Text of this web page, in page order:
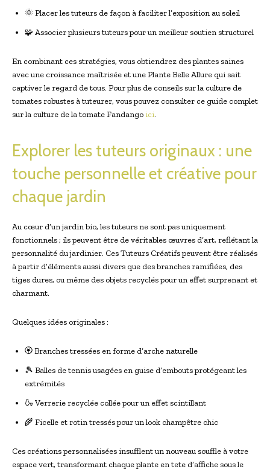
🌞 Placer les tuteurs de façon à faciliter l’exposition au soleil
🧩 Associer plusieurs tuteurs pour un meilleur soutien structurel
En combinant ces stratégies, vous obtiendrez des plantes saines
avec une croissance maîtrisée et une Plante Belle Allure qui sait
captiver le regard de tous. Pour plus de conseils sur la culture de
tomates robustes à tuteurer, vous pouvez consulter ce guide complet
sur la culture de la tomate Fandango ici.
Explorer les tuteurs originaux : une
touche personnelle et créative pour
chaque jardin
Au cœur d’un jardin bio, les tuteurs ne sont pas uniquement
fonctionnels ; ils peuvent être de véritables œuvres d’art, reflétant la
personnalité du jardinier. Ces Tuteurs Créatifs peuvent être réalisés
à partir d’éléments aussi divers que des branches ramifiées, des
tiges dures, ou même des objets recyclés pour un effet surprenant et
charmant.
Quelques idées originales :
🏵️ Branches tressées en forme d’arche naturelle
🎾 Balles de tennis usagées en guise d’embouts protégeant les
extrémités
🍶 Verrerie recyclée collée pour un effet scintillant
🌾 Ficelle et rotin tressés pour un look champêtre chic
Ces créations personnalisées insufflent un nouveau souffle à votre
espace vert, transformant chaque plante en tete d’affiche sous le